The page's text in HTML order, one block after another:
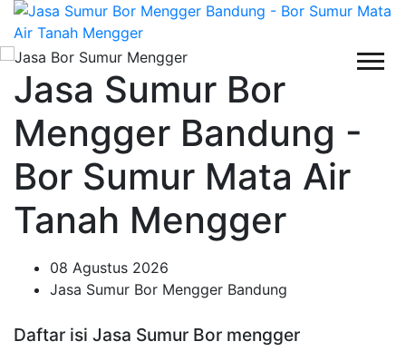
Jasa Sumur Bor
Mengger Bandung -
Bor Sumur Mata Air
Tanah Mengger
08 Agustus 2026
Jasa Sumur Bor Mengger Bandung
Daftar isi Jasa Sumur Bor mengger